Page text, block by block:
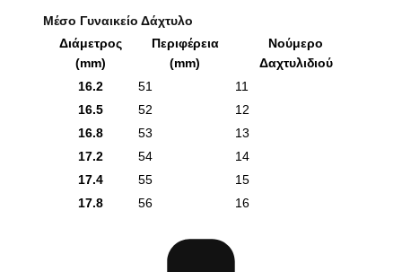
Μέσο Γυναικείο Δάχτυλο
Διάμετρος
(mm)
Περιφέρεια
(mm)
Νούμερο
Δαχτυλιδιού
16.2
51
11
16.5
52
12
16.8
53
13
17.2
54
14
17.4
55
15
17.8
56 16